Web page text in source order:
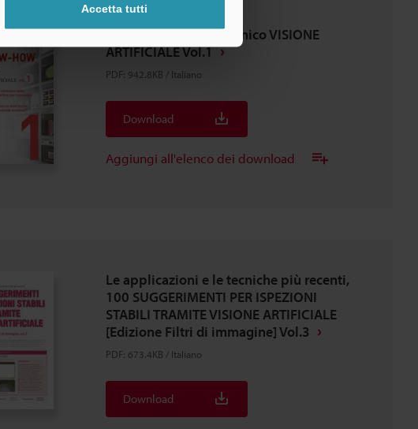
Accetta tutti
IL KNOW-HOW del tecnico VISIONE
ARTIFICIALE Vol.1
PDF: 942.8KB / Italiano
Download
Aggiungi all'elenco dei download
Le applicazioni e le tecniche più recenti,
100 SUGGERIMENTI PER ISPEZIONI
STABILI TRAMITE VISIONE ARTIFICIALE
[Edizione Filtri di immagine] Vol.3
PDF: 673.4KB / Italiano
Download